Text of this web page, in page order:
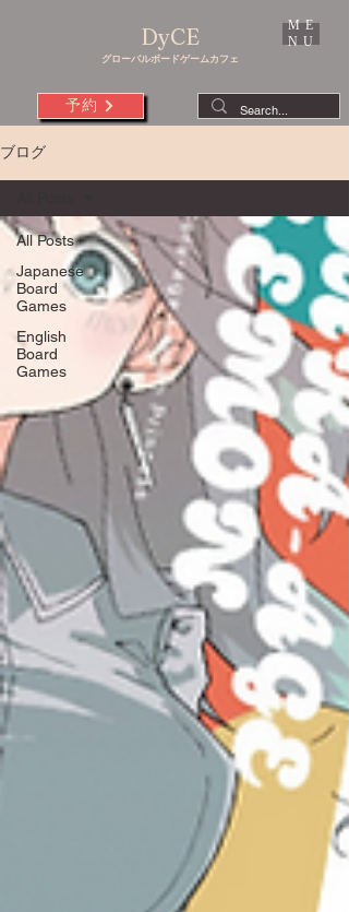
DyCE
グローバルボードゲームカフェ
予約
ME
NU
ブログ
All Posts
Japanese
Board
Games
English
Board
Games